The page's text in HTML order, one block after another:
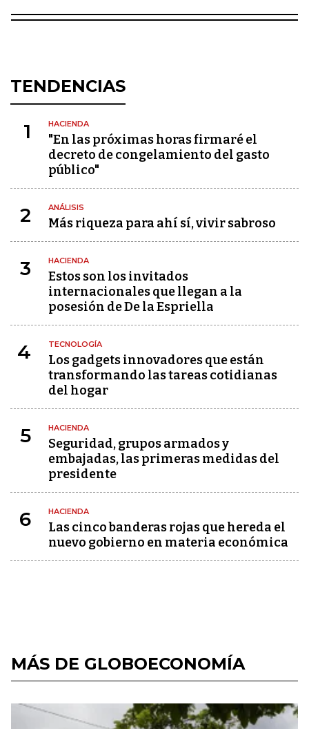
TENDENCIAS
1 HACIENDA
"En las próximas horas firmaré el
decreto de congelamiento del gasto
público"
2 ANÁLISIS
Más riqueza para ahí sí, vivir sabroso
3 HACIENDA
Estos son los invitados
internacionales que llegan a la
posesión de De la Espriella
4 TECNOLOGÍA
Los gadgets innovadores que están
transformando las tareas cotidianas
del hogar
5 HACIENDA
Seguridad, grupos armados y
embajadas, las primeras medidas del
presidente
6 HACIENDA
Las cinco banderas rojas que hereda el
nuevo gobierno en materia económica
MÁS DE GLOBOECONOMÍA